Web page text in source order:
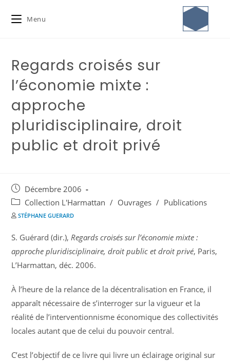
Menu
Regards croisés sur
l’économie mixte :
approche
pluridisciplinaire, droit
public et droit privé
Décembre 2006
Collection L'Harmattan / Ouvrages / Publications
STÉPHANE GUERARD
S. Guérard (dir.),Regards croisés sur l’économie mixte :
approche pluridisciplinaire, droit public et droit privé, Paris,
L’Harmattan, déc. 2006.
À l’heure de la relance de la décentralisation en France, il
apparaît nécessaire de s’interroger sur la vigueur et la
réalité de l’interventionnisme économique des collectivités
locales autant que de celui du pouvoir central.
C’est l’objectif de ce livre qui livre un éclairage original sur